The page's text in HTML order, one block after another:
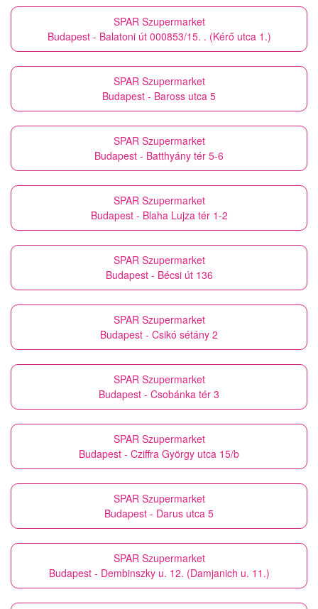
SPAR Szupermarket
Budapest - Balatoni út 000853/15. . (Kérő utca 1.)
SPAR Szupermarket
Budapest - Baross utca 5
SPAR Szupermarket
Budapest - Batthyány tér 5-6
SPAR Szupermarket
Budapest - Blaha Lujza tér 1-2
SPAR Szupermarket
Budapest - Bécsi út 136
SPAR Szupermarket
Budapest - Csikó sétány 2
SPAR Szupermarket
Budapest - Csobánka tér 3
SPAR Szupermarket
Budapest - Cziffra György utca 15/b
SPAR Szupermarket
Budapest - Darus utca 5
SPAR Szupermarket
Budapest - Dembinszky u. 12. (Damjanich u. 11.)